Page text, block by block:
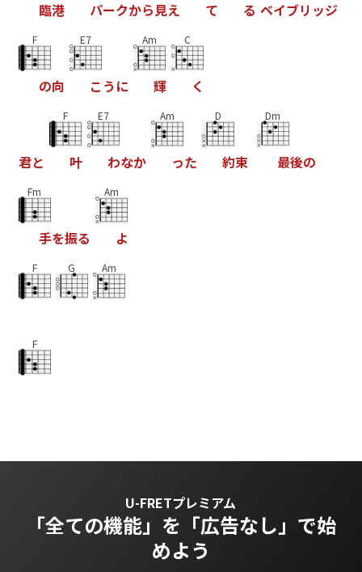
臨港 パークから見え て る ベイブリ ッジ
F
の向
E7
こ う に
Am
輝
C
く
君と
F
叶
E7
わなか
Am
った
D
約束
Dm
最後の
Fm
手を振る
Am
よ
F G Am
F
U-FRETプレミアム
「全ての機能」を 「広告なし」で始
めよう